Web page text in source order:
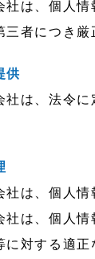
社は、個人
三者につき
供
社は、法令
社は、個人
社は、個人
に対する適